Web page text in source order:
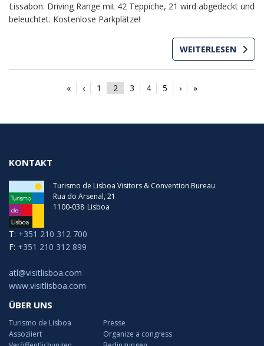
Lissabon. Driving Range mit 42 Teppiche, 21 wird abgedeckt und
beleuchtet. Kostenlose Parkplätze!
WEITERLESEN
« ‹ 1 2 3 4 5 › »
KONTAKT
Turismo de Lisboa Visitors & Convention Bureau
Rua do Arsenal, 21
1100-038 Lisboa
T: +351 210 312 700
F: +351 210 312 899
atl@visitlisboa.com
www.visitlisboa.com
ÜBER UNS
Turismo de Lisboa
Assoziiert
Presse
Organize a congress